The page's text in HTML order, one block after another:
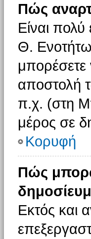
Πώς
Είναι
Θ.
μπορέσετε
αποστολή
π.χ. (στη
μέρος σε
Κορυφή
Πώς
Εκτός και